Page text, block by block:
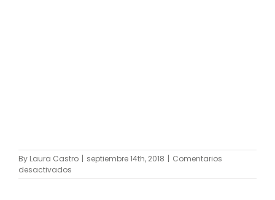
By Laura Castro | septiembre 14th, 2018 | Comentarios
desactivados
post-